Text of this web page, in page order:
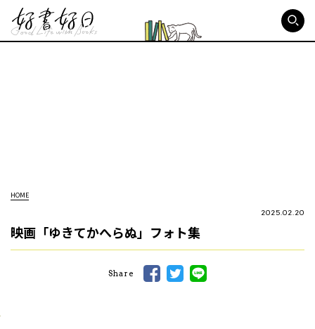
HOME
2025.02.20
映画「ゆきてかへらぬ」フォト集
Share